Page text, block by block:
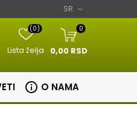
Lista želja
(0) 0
0,00 RSD
O NAMA